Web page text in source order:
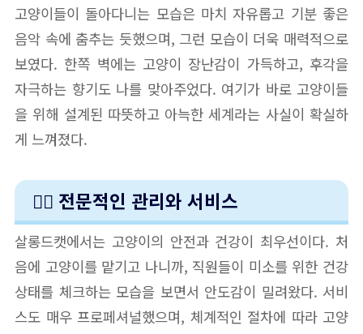
고양이들이 돌아다니는 모습은 마치 자유롭고 기분 좋은
음악 속에 춤추는 듯했으며, 그런 모습이 더욱 매력적으로
보였다. 한쪽 벽에는 고양이 장난감이 가득하고, 후각을
자극하는 향기도 나를 맞아주었다. 여기가 바로 고양이들
을 위해 설계된 따뜻하고 아늑한 세계라는 사실이 확실하
게 느껴졌다.
👩‍⚕️ 전문적인 관리와 서비스
살롱드캣에서는 고양이의 안전과 건강이 최우선이다. 처
음에 고양이를 맡기고 나니까, 직원들이 미소를 위한 건강
상태를 체크하는 모습을 보면서 안도감이 밀려왔다. 서비
스도 매우 프로페셔널했으며, 체계적인 절차에 따라 고양